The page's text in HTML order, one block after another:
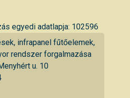
egyedi adatlapja: 102596
infrapanel fűtőelemek,
rendszer forgalmazása
u. 10